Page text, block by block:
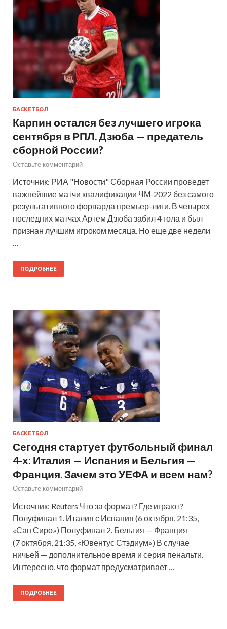
БАСКЕТБОЛ
Карпин остался без лучшего игрока
сентября в РПЛ. Дзюба — предатель
сборной России?
Оставьте комментарий
Источник: РИА "Новости" Сборная России проведет
важнейшие матчи квалификации ЧМ-2022 без самого
результативного форварда премьер-лиги. В четырех
последних матчах Артем Дзюба забил 4 гола и был
признан лучшим игроком месяца. Но еще две недели
…
ПОДРОБНЕЕ
БАСКЕТБОЛ
Сегодня стартует футбольный финал
4-х: Италия — Испания и Бельгия —
Франция. Зачем это УЕФА и всем нам?
Оставьте комментарий
Источник: Reuters Что за формат? Где играют?
Полуфинал 1. Италия с Испания (6 октября, 21:35,
«Сан Сиро») Полуфинал 2. Бельгия — Франция
(7 октября, 21:35, «Ювентус Стэдиум») В случае
ничьей — дополнительное время и серия пенальти.
Интересно, что формат предусматривает …
ПОДРОБНЕЕ